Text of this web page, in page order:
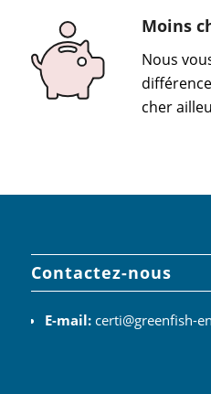
Moins
Nous
cher
Contactez-nous
E-mail: certi@greenfish-